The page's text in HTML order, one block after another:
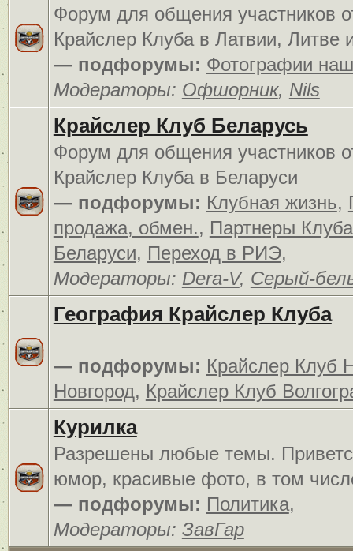
Форум для общения участников
Крайслер Клуба в Латвии, Литве
— подфорумы: Фотографии
Модераторы: Офшорник, Nils
Крайслер Клуб Беларусь
Форум для общения участников
Крайслер Клуба в Беларуси
— подфорумы: Клубная жизнь,
продажа, обмен., Партнеры
Беларуси, Переход в РИЭ,
Модераторы: Dera-V, Серый-
География Крайслер Клуба
— подфорумы: Крайслер Клуб
Новгород, Крайслер Клуб
Курилка
Разрешены любые темы.
юмор, красивые фото, в том
— подфорумы: Политика,
Модераторы: ЗавГар